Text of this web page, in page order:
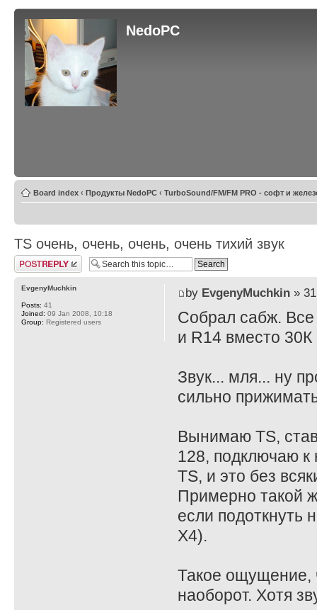
NedoPC
Board index ‹ Продукты NedoPC ‹ TurboSound/FM/FM PRO - софт и
TS очень, очень, очень, очень тихий звук
Post a reply
by EvgenyMuchkin» 31
Собрал сабж.
и R14 вместо 30К
Звук... мля... ну
сильно
Вынимаю TS,
128, подключаю к
TS, и это без
Примерно такой
если подоткнуть
X4).
Такое ощущение,
наоборот. Хотя
EvgenyMuchkin
Posts: 41
Joined: 09 Jan 2008, 10:18
Group: Registered users